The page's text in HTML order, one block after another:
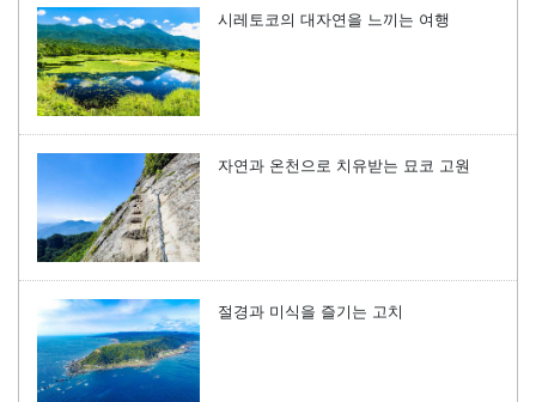
시레토코의 대자연을 느끼는 여행
자연과 온천으로 치유받는 묘코 고원
절경과 미식을 즐기는 고치